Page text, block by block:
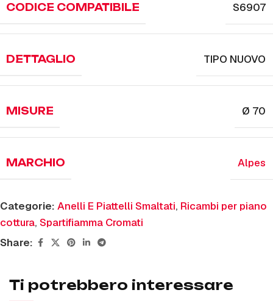
CODICE COMPATIBILE S6907
DETTAGLIO TIPO NUOVO
MISURE Ø 70
MARCHIO Alpes
Categorie: Anelli E Piattelli Smaltati, Ricambi per piano
cottura, Spartifiamma Cromati
Share:
Ti potrebbero interessare